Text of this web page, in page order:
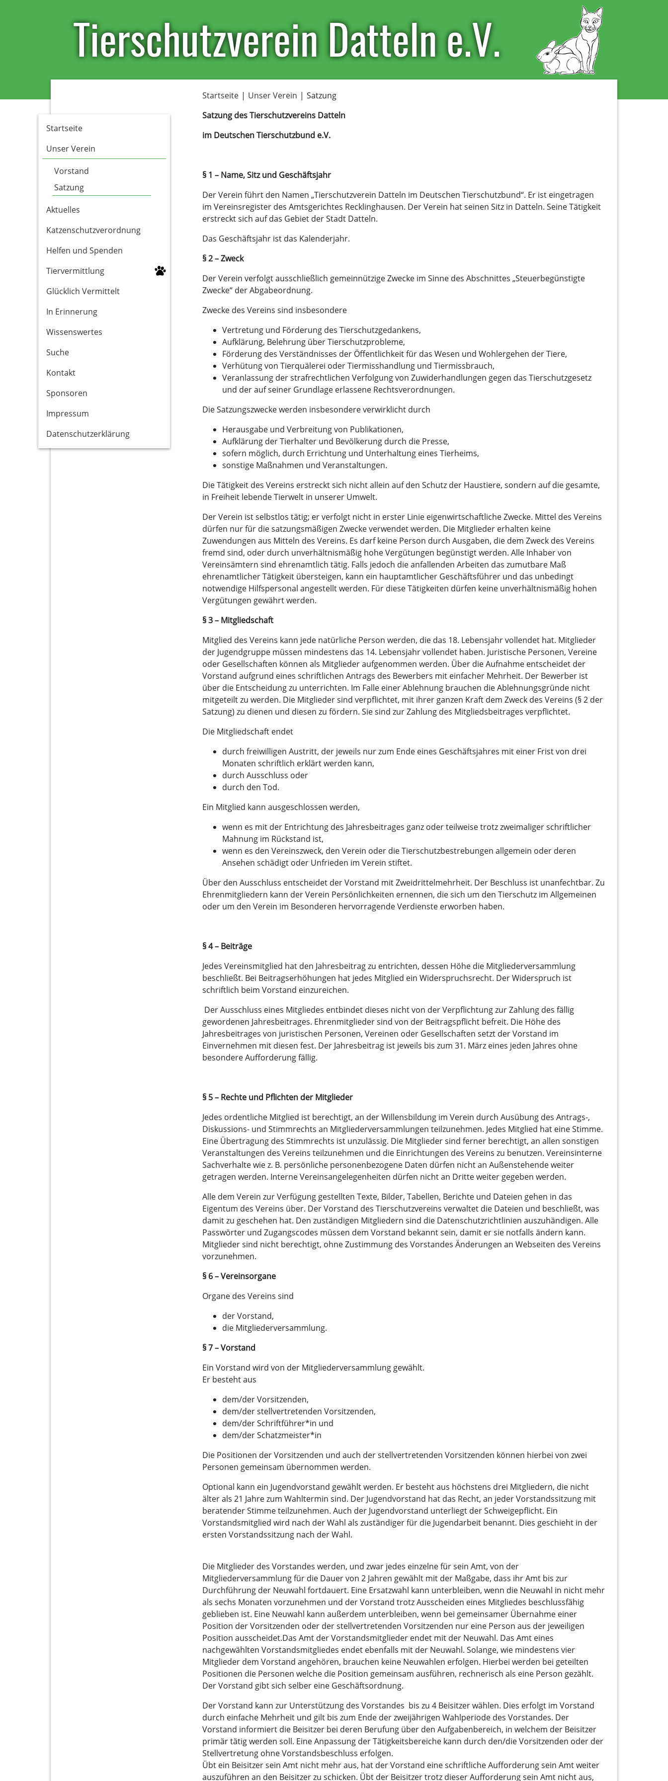
Tierschutzverein Datteln e.V.
Startseite
Unser Verein
Vorstand
Satzung
Aktuelles
Katzenschutzverordnung
Helfen und Spenden
Tiervermittlung
Glücklich Vermittelt
In Erinnerung
Wissenswertes
Suche
Kontakt
Sponsoren
Impressum
Datenschutzerklärung
Startseite | Unser Verein | Satzung
Satzung des Tierschutzvereins Datteln
im Deutschen Tierschutzbund e.V.
§ 1 – Name, Sitz und Geschäftsjahr
Der Verein führt den Namen „Tierschutzverein Datteln im Deutschen Tierschutzbund“. Er ist eingetragen
im Vereinsregister des Amtsgerichtes Recklinghausen. Der Verein hat seinen Sitz in Datteln. Seine Tätigkeit
erstreckt sich auf das Gebiet der Stadt Datteln.
Das Geschäftsjahr ist das Kalenderjahr.
§ 2 – Zweck
Der Verein verfolgt ausschließlich gemeinnützige Zwecke im Sinne des Abschnittes „Steuerbegünstigte
Zwecke“ der Abgabeordnung.
Zwecke des Vereins sind insbesondere
Vertretung und Förderung des Tierschutzgedankens,
Aufklärung, Belehrung über Tierschutzprobleme,
Förderung des Verständnisses der Öffentlichkeit für das Wesen und Wohlergehen der Tiere,
Verhütung von Tierquälerei oder Tiermisshandlung und Tiermissbrauch,
Veranlassung der strafrechtlichen Verfolgung von Zuwiderhandlungen gegen das Tierschutzgesetz
und der auf seiner Grundlage erlassene Rechtsverordnungen.
Die Satzungszwecke werden insbesondere verwirklicht durch
Herausgabe und Verbreitung von Publikationen,
Aufklärung der Tierhalter und Bevölkerung durch die Presse,
sofern möglich, durch Errichtung und Unterhaltung eines Tierheims,
sonstige Maßnahmen und Veranstaltungen.
Die Tätigkeit des Vereins erstreckt sich nicht allein auf den Schutz der Haustiere, sondern auf die gesamte,
in Freiheit lebende Tierwelt in unserer Umwelt.
Der Verein ist selbstlos tätig; er verfolgt nicht in erster Linie eigenwirtschaftliche Zwecke. Mittel des Vereins
dürfen nur für die satzungsmäßigen Zwecke verwendet werden. Die Mitglieder erhalten keine
Zuwendungen aus Mitteln des Vereins. Es darf keine Person durch Ausgaben, die dem Zweck des Vereins
fremd sind, oder durch unverhältnismäßig hohe Vergütungen begünstigt werden. Alle Inhaber von
Vereinsämtern sind ehrenamtlich tätig. Falls jedoch die anfallenden Arbeiten das zumutbare Maß
ehrenamtlicher Tätigkeit übersteigen, kann ein hauptamtlicher Geschäftsführer und das unbedingt
notwendige Hilfspersonal angestellt werden. Für diese Tätigkeiten dürfen keine unverhältnismäßig hohen
Vergütungen gewährt werden.
§ 3 – Mitgliedschaft
Mitglied des Vereins kann jede natürliche Person werden, die das 18. Lebensjahr vollendet hat. Mitglieder
der Jugendgruppe müssen mindestens das 14. Lebensjahr vollendet haben. Juristische Personen, Vereine
oder Gesellschaften können als Mitglieder aufgenommen werden. Über die Aufnahme entscheidet der
Vorstand aufgrund eines schriftlichen Antrags des Bewerbers mit einfacher Mehrheit. Der Bewerber ist
über die Entscheidung zu unterrichten. Im Falle einer Ablehnung brauchen die Ablehnungsgründe nicht
mitgeteilt zu werden. Die Mitglieder sind verpflichtet, mit ihrer ganzen Kraft dem Zweck des Vereins (§ 2 der
Satzung) zu dienen und diesen zu fördern. Sie sind zur Zahlung des Mitgliedsbeitrages verpflichtet.
Die Mitgliedschaft endet
durch freiwilligen Austritt, der jeweils nur zum Ende eines Geschäftsjahres mit einer Frist von drei
Monaten schriftlich erklärt werden kann,
durch Ausschluss oder
durch den Tod.
Ein Mitglied kann ausgeschlossen werden,
wenn es mit der Entrichtung des Jahresbeitrages ganz oder teilweise trotz zweimaliger schriftlicher
Mahnung im Rückstand ist,
wenn es den Vereinszweck, den Verein oder die Tierschutzbestrebungen allgemein oder deren
Ansehen schädigt oder Unfrieden im Verein stiftet.
Über den Ausschluss entscheidet der Vorstand mit Zweidrittelmehrheit. Der Beschluss ist unanfechtbar. Zu
Ehrenmitgliedern kann der Verein Persönlichkeiten ernennen, die sich um den Tierschutz im Allgemeinen
oder um den Verein im Besonderen hervorragende Verdienste erworben haben.
§ 4 – Beiträge
Jedes Vereinsmitglied hat den Jahresbeitrag zu entrichten, dessen Höhe die Mitgliederversammlung
beschließt. Bei Beitragserhöhungen hat jedes Mitglied ein Widerspruchsrecht. Der Widerspruch ist
schriftlich beim Vorstand einzureichen.
Der Ausschluss eines Mitgliedes entbindet dieses nicht von der Verpflichtung zur Zahlung des fällig
gewordenen Jahresbeitrages. Ehrenmitglieder sind von der Beitragspflicht befreit. Die Höhe des
Jahresbeitrages von juristischen Personen, Vereinen oder Gesellschaften setzt der Vorstand im
Einvernehmen mit diesen fest. Der Jahresbeitrag ist jeweils bis zum 31. März eines jeden Jahres ohne
besondere Aufforderung fällig.
§ 5 – Rechte und Pflichten der Mitglieder
Jedes ordentliche Mitglied ist berechtigt, an der Willensbildung im Verein durch Ausübung des Antrags-,
Diskussions- und Stimmrechts an Mitgliederversammlungen teilzunehmen. Jedes Mitglied hat eine Stimme.
Eine Übertragung des Stimmrechts ist unzulässig. Die Mitglieder sind ferner berechtigt, an allen sonstigen
Veranstaltungen des Vereins teilzunehmen und die Einrichtungen des Vereins zu benutzen. Vereinsinterne
Sachverhalte wie z. B. persönliche personenbezogene Daten dürfen nicht an Außenstehende weiter
getragen werden. Interne Vereinsangelegenheiten dürfen nicht an Dritte weiter gegeben werden.
Alle dem Verein zur Verfügung gestellten Texte, Bilder, Tabellen, Berichte und Dateien gehen in das
Eigentum des Vereins über. Der Vorstand des Tierschutzvereins verwaltet die Dateien und beschließt, was
damit zu geschehen hat. Den zuständigen Mitgliedern sind die Datenschutzrichtlinien auszuhändigen. Alle
Passwörter und Zugangscodes müssen dem Vorstand bekannt sein, damit er sie notfalls ändern kann.
Mitglieder sind nicht berechtigt, ohne Zustimmung des Vorstandes Änderungen an Webseiten des Vereins
vorzunehmen.
§ 6 – Vereinsorgane
Organe des Vereins sind
der Vorstand,
die Mitgliederversammlung.
§ 7 – Vorstand
Ein Vorstand wird von der Mitgliederversammlung gewählt.
Er besteht aus
dem/der Vorsitzenden,
dem/der stellvertretenden Vorsitzenden,
dem/der Schriftführer*in und
dem/der Schatzmeister*in
Die Positionen der Vorsitzenden und auch der stellvertretenden Vorsitzenden können hierbei von zwei
Personen gemeinsam übernommen werden.
Optional kann ein Jugendvorstand gewählt werden. Er besteht aus höchstens drei Mitgliedern, die nicht
älter als 21 Jahre zum Wahltermin sind. Der Jugendvorstand hat das Recht, an jeder Vorstandssitzung mit
beratender Stimme teilzunehmen. Auch der Jugendvorstand unterliegt der Schweigepflicht. Ein
Vorstandsmitglied wird nach der Wahl als zuständiger für die Jugendarbeit benannt. Dies geschieht in der
ersten Vorstandssitzung nach der Wahl.
Die Mitglieder des Vorstandes werden, und zwar jedes einzelne für sein Amt, von der
Mitgliederversammlung für die Dauer von 2 Jahren gewählt mit der Maßgabe, dass ihr Amt bis zur
Durchführung der Neuwahl fortdauert. Eine Ersatzwahl kann unterbleiben, wenn die Neuwahl in nicht mehr
als sechs Monaten vorzunehmen und der Vorstand trotz Ausscheiden eines Mitgliedes beschlussfähig
geblieben ist. Eine Neuwahl kann außerdem unterbleiben, wenn bei gemeinsamer Übernahme einer
Position der Vorsitzenden oder der stellvertretenden Vorsitzenden nur eine Person aus der jeweiligen
Position ausscheidet.Das Amt der Vorstandsmitglieder endet mit der Neuwahl. Das Amt eines
nachgewählten Vorstandsmitgliedes endet ebenfalls mit der Neuwahl. Solange, wie mindestens vier
Mitglieder dem Vorstand angehören, brauchen keine Neuwahlen erfolgen. Hierbei werden bei geteilten
Positionen die Personen welche die Position gemeinsam ausführen, rechnerisch als eine Person gezählt.
Der Vorstand gibt sich selber eine Geschäftsordnung.
Der Vorstand kann zur Unterstützung des Vorstandes bis zu 4 Beisitzer wählen. Dies erfolgt im Vorstand
durch einfache Mehrheit und gilt bis zum Ende der zweijährigen Wahlperiode des Vorstandes. Der
Vorstand informiert die Beisitzer bei deren Berufung über den Aufgabenbereich, in welchem der Beisitzer
primär tätig werden soll. Eine Anpassung der Tätigkeitsbereiche kann durch den/die Vorsitzenden oder der
Stellvertretung ohne Vorstandsbeschluss erfolgen.
Übt ein Beisitzer sein Amt nicht mehr aus, hat der Vorstand eine schriftliche Aufforderung sein Amt weiter
auszuführen an den Beisitzer zu schicken. Übt der Beisitzer trotz dieser Aufforderung sein Amt nicht aus,